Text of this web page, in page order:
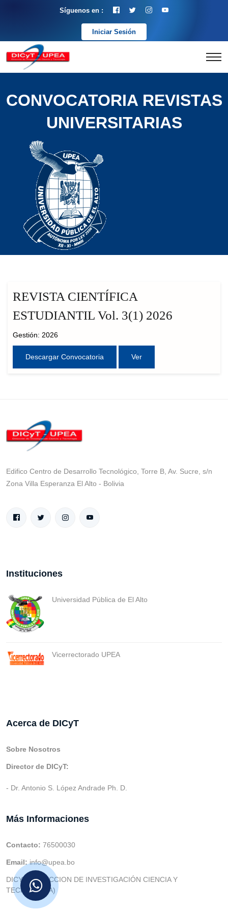
Síguenos en :
Iniciar Sesión
CONVOCATORIA REVISTAS
UNIVERSITARIAS
REVISTA CIENTÍFICA
ESTUDIANTIL Vol. 3(1) 2026
Gestión: 2026
Descargar Convocatoria Ver
Edifico Centro de Desarrollo Tecnológico, Torre B, Av. Sucre, s/n
Zona Villa Esperanza El Alto - Bolivia
Instituciones
Universidad Pública de El Alto
Vicerrectorado UPEA
Acerca de DICyT
Sobre Nosotros
Director de DICyT:
- Dr. Antonio S. López Andrade Ph. D.
Más Informaciones
Contacto: 76500030
Email:info@upea.bo
DICYT (DIRECCION DE INVESTIGACIÓN CIENCIA Y
TECNOLOGIA)